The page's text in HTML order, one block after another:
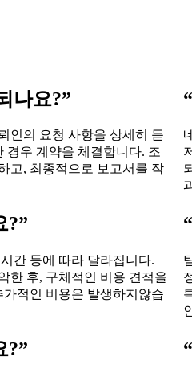
나요?”
인의 요청 사항을 상세히 듣
경우 계약을 체결합니다. 조
고, 최종적으로 보고서를 작
?”
간 등에 따라 달라집니다.
한 후, 구체적인 비용 견적을
적인 비용은 발생하지않습
?”